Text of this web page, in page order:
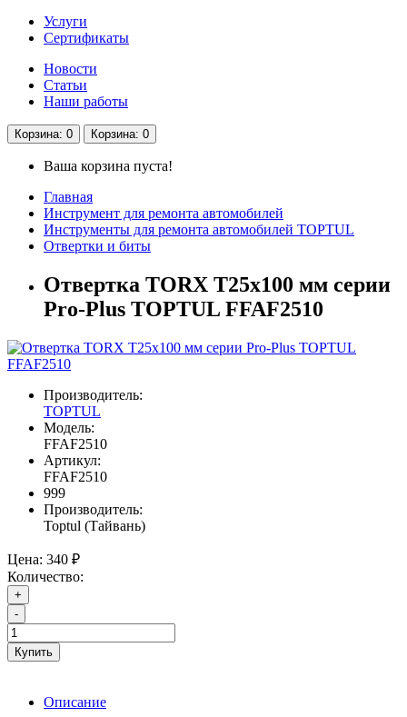
Услуги
Сертификаты
Новости
Статьи
Наши работы
Корзина: 0 Корзина: 0
Ваша корзина пуста!
Главная
Инструмент для ремонта автомобилей
Инструменты для ремонта автомобилей TOPTUL
Отвертки и биты
Отвертка TORX T25x100 мм серии
Pro-Plus TOPTUL FFAF2510
Производитель:
TOPTUL
Модель:
FFAF2510
Артикул:
FFAF2510
999
Производитель:
Toptul (Тайвань)
Цена: 340 ₽
Количество:
+
-
Купить
Описание